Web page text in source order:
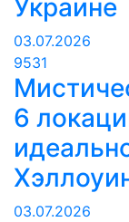
Украине
03.07.2026
9531
6
03.07.2026